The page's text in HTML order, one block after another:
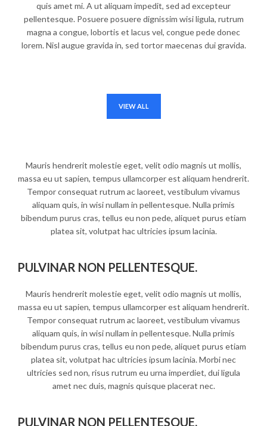
quis amet mi. A ut aliquam impedit, sed ad excepteur
pellentesque. Posuere posuere dignissim wisi ligula, rutrum
magna a congue, lobortis et lacus vel, congue pede donec
lorem. Nisl augue gravida in, sed tortor maecenas dui gravida.
VIEW ALL
Mauris hendrerit molestie eget, velit odio magnis ut mollis,
massa eu ut sapien, tempus ullamcorper est aliquam hendrerit.
Tempor consequat rutrum ac laoreet, vestibulum vivamus
aliquam quis, in wisi nullam in pellentesque. Nulla primis
bibendum purus cras, tellus eu non pede, aliquet purus etiam
platea sit, volutpat hac ultricies ipsum lacinia.
PULVINAR NON PELLENTESQUE.
Mauris hendrerit molestie eget, velit odio magnis ut mollis,
massa eu ut sapien, tempus ullamcorper est aliquam hendrerit.
Tempor consequat rutrum ac laoreet, vestibulum vivamus
aliquam quis, in wisi nullam in pellentesque. Nulla primis
bibendum purus cras, tellus eu non pede, aliquet purus etiam
platea sit, volutpat hac ultricies ipsum lacinia. Morbi nec
ultricies sed non, risus rutrum eu urna imperdiet, dui ligula
amet nec duis, magnis quisque placerat nec.
PULVINAR NON PELLENTESQUE.